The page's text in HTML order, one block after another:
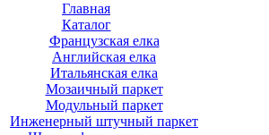
Главная
Каталог
Французская елка
Английская елка
Итальянская елка
Мозаичный паркет
Модульный паркет
Инженерный штучный паркет